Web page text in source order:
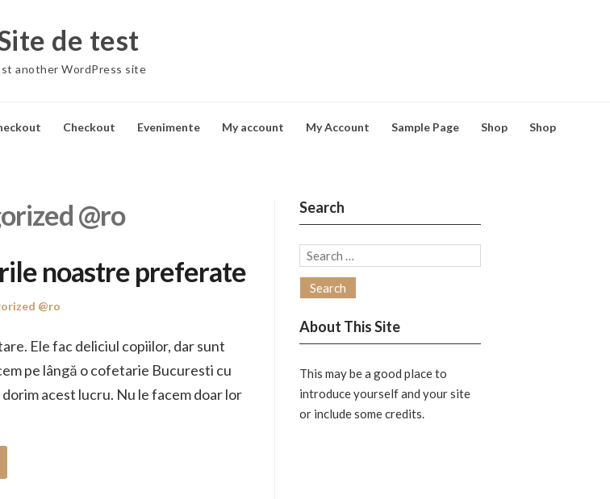
de test
another WordPress site
Checkout Evenimente My account My Account Sample Page Shop Shop
@ro
noastre preferate
@ro
Ele fac deliciul copiilor, dar sunt
pe lângă o cofetarie Bucuresti cu
acest lucru. Nu le facem doar lor
Search
Search
About This Site
This may be a good place to
introduce yourself and your site
or include some credits.